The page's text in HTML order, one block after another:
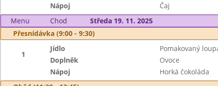
Nápoj
Čaj
Menu
Chod
Středa 19. 11. 2025
Přesnídávka (9:00 - 9:30)
1
Jídlo
Pomakovaný
Doplněk
Ovoce
Nápoj
Horká čokoláda